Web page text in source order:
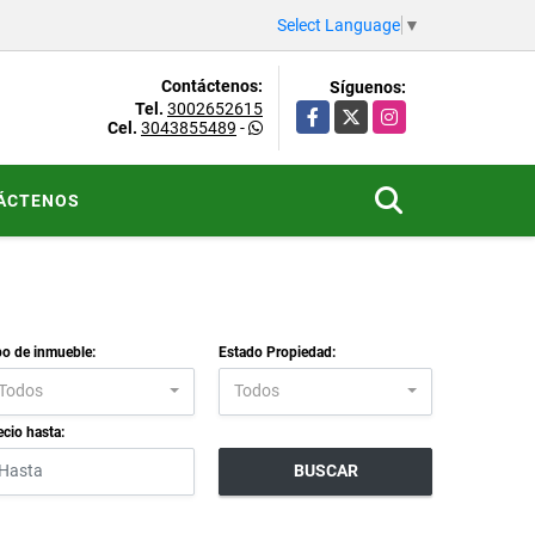
Select Language ▼
Contáctenos:
Tel. 3002652615
Cel. 3043855489 -
Síguenos:
Facebook
X Instagram
de inmueble: Estado Propiedad:
Todos
hasta:
BUSCAR